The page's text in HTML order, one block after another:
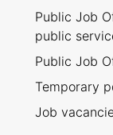
Public Job
public
Public Job
Temporary
Job